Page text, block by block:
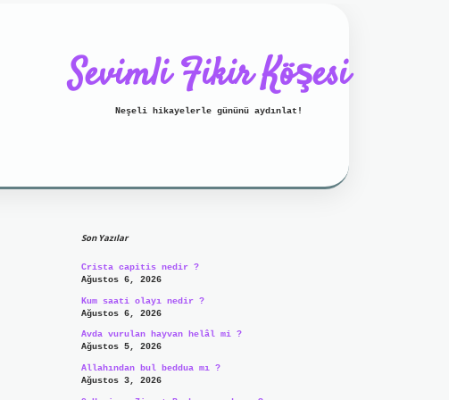
Sevimli Fikir Köşesi
Neşeli hikayelerle gününü aydınlat!
Son Yazılar
Crista capitis nedir ?
Ağustos 6, 2026
Kum saati olayı nedir ?
Ağustos 6, 2026
Avda vurulan hayvan helâl mi ?
Ağustos 5, 2026
Allahından bul beddua mı ?
Ağustos 3, 2026